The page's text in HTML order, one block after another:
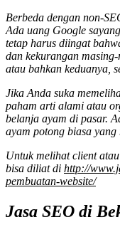
Berbeda dengan non-
Ada uang Google
tetap harus diingat
dan kekurangan
atau bahkan keduanya,
Jika Anda suka
paham arti alami atau
belanja ayam di pasar.
ayam potong biasa yang
Untuk melihat client
bisa diliat di http://
pembuatan-website/
Jasa SEO di